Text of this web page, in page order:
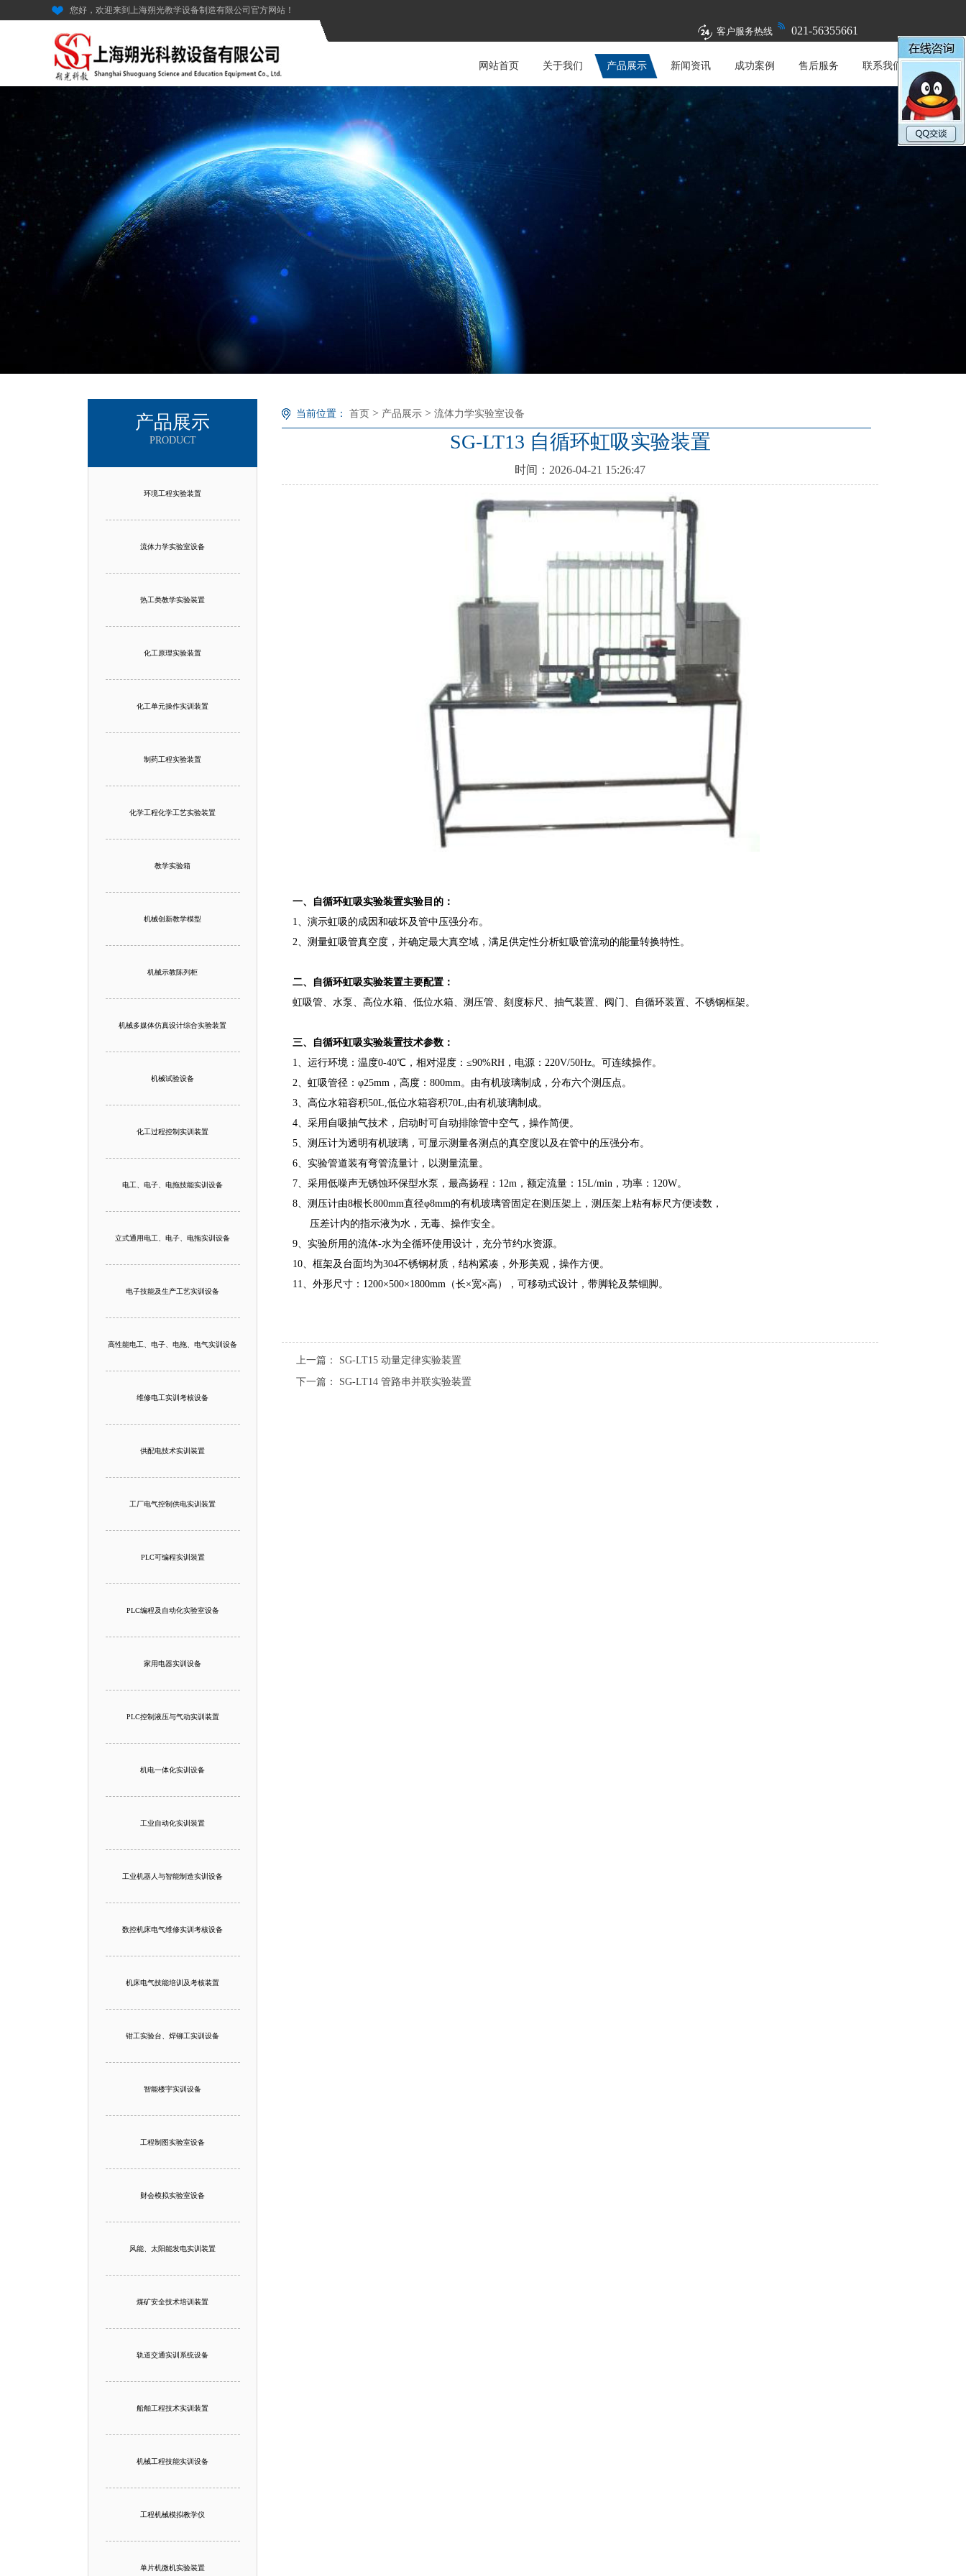
您好，欢迎来到上海朔光教学设备制造有限公司官方网站！
客户服务热线 021-56355661
网站首页 关于我们 产品展示 新闻资讯 成功案例 售后服务 联系我们
产品展示
PRODUCT
环境工程实验装置
流体力学实验室设备
热工类教学实验装置
化工原理实验装置
化工单元操作实训装置
制药工程实验装置
化学工程化学工艺实验装置
教学实验箱
机械创新教学模型
机械示教陈列柜
机械多媒体仿真设计综合实验装置
机械试验设备
化工过程控制实训装置
电工、电子、电拖技能实训设备
立式通用电工、电子、电拖实训设备
电子技能及生产工艺实训设备
高性能电工、电子、电拖、电气实训设备
维修电工实训考核设备
供配电技术实训装置
工厂电气控制供电实训装置
PLC可编程实训装置
PLC编程及自动化实验室设备
家用电器实训设备
PLC控制液压与气动实训装置
机电一体化实训设备
工业自动化实训装置
工业机器人与智能制造实训设备
数控机床电气维修实训考核设备
机床电气技能培训及考核装置
钳工实验台、焊铆工实训设备
智能楼宇实训设备
工程制图实验室设备
财会模拟实验室设备
风能、太阳能发电实训装置
煤矿安全技术培训装置
轨道交通实训系统设备
船舶工程技术实训装置
机械工程技能实训设备
工程机械模拟教学仪
单片机微机实验装置
当前位置： 首页 > 产品展示 > 流体力学实验室设备
SG-LT13 自循环虹吸实验装置
时间：2026-04-21 15:26:47
一、自循环虹吸实验装置实验目的：
1、演示虹吸的成因和破坏及管中压强分布。
2、测量虹吸管真空度，并确定最大真空域，满足供定性分析虹吸管流动的能量转换特性。
二、自循环虹吸实验装置主要配置：
虹吸管、水泵、高位水箱、低位水箱、测压管、刻度标尺、抽气装置、阀门、自循环装置、不锈钢框架。
三、自循环虹吸实验装置技术参数：
1、运行环境：温度0-40℃，相对湿度：≤90%RH，电源：220V/50Hz。可连续操作。
2、虹吸管径：φ25mm，高度：800mm。由有机玻璃制成，分布六个测压点。
3、高位水箱容积50L,低位水箱容积70L,由有机玻璃制成。
4、采用自吸抽气技术，启动时可自动排除管中空气，操作简便。
5、测压计为透明有机玻璃，可显示测量各测点的真空度以及在管中的压强分布。
6、实验管道装有弯管流量计，以测量流量。
7、采用低噪声无锈蚀环保型水泵，最高扬程：12m，额定流量：15L/min，功率：120W。
8、测压计由8根长800mm直径φ8mm的有机玻璃管固定在测压架上，测压架上粘有标尺方便读数，
压差计内的指示液为水，无毒、操作安全。
9、实验所用的流体-水为全循环使用设计，充分节约水资源。
10、框架及台面均为304不锈钢材质，结构紧凑，外形美观，操作方便。
11、外形尺寸：1200×500×1800mm（长×宽×高），可移动式设计，带脚轮及禁锢脚。
上一篇： SG-LT15 动量定律实验装置
下一篇： SG-LT14 管路串并联实验装置